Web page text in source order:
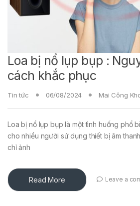
Loa bị nổ lụp bụp :
cách khắc phục
Tin tức 06/08/2024 Mai Công
Loa bị nổ lụp bụp là một tình huống phổ
cho nhiều người sử dụng thiết bị âm
chỉ ảnh
Read More Leave a